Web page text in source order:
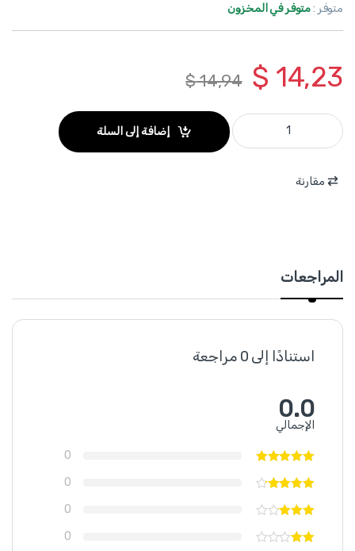
متوفر :متوفر في المخزون
$ 14,23
$14,94
WST4D12 - طقم فك براغي كرتير الزيت للسيارة 12 قطعة 3/8 انش WADFOW quantity
إضافة إلى السلة
مقارنة
المراجعات
استنادًا إلى 0 مراجعة
0.0
الإجمالي
0
0
0
0